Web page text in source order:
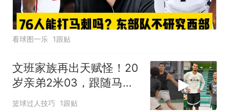
看球图一乐 1跟贴
文班家族再出天赋怪！20
岁亲弟2米03，跟随马刺
合练冲NBA
篮球过人技巧 1跟贴